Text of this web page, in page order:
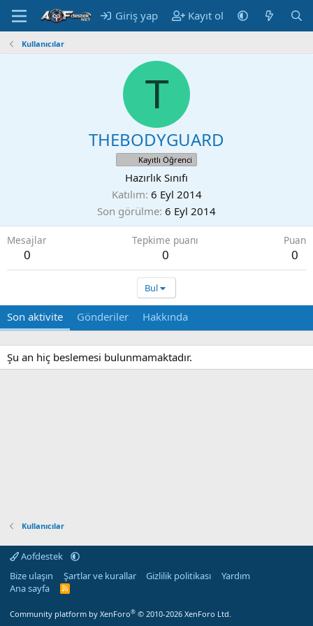
Giriş yap Kayıt ol
Kullanıcılar
T
THEBODYGUARD
Kayıtlı Öğrenci
Hazırlık Sınıfı
Katılım 6 Eyl 2014
Son görülme 6 Eyl 2014
Mesajlar
0
Tepkime puanı
0
Puan
0
Bul
Son aktivite Gönderiler Hakkında
Şu an hiç beslemesi bulunmamaktadır.
Kullanıcılar
Aofdestek
Bize ulaşın
Şartlar ve kurallar Gizlilik politikası
Yardım
Ana sayfa
R
Community platform by XenForo® © 2010-2026 XenForo Ltd.